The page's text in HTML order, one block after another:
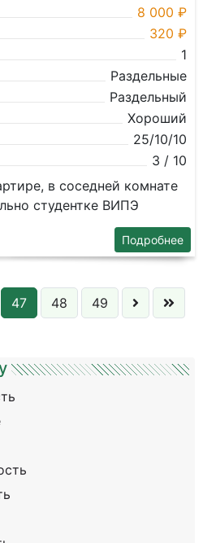
8 000 ₽
320 ₽
1
Раздельные
Раздельный
Хороший
25/10/10
3 / 10
в соседней комнате
студентке ВИПЭ
Подробнее
47 48 49